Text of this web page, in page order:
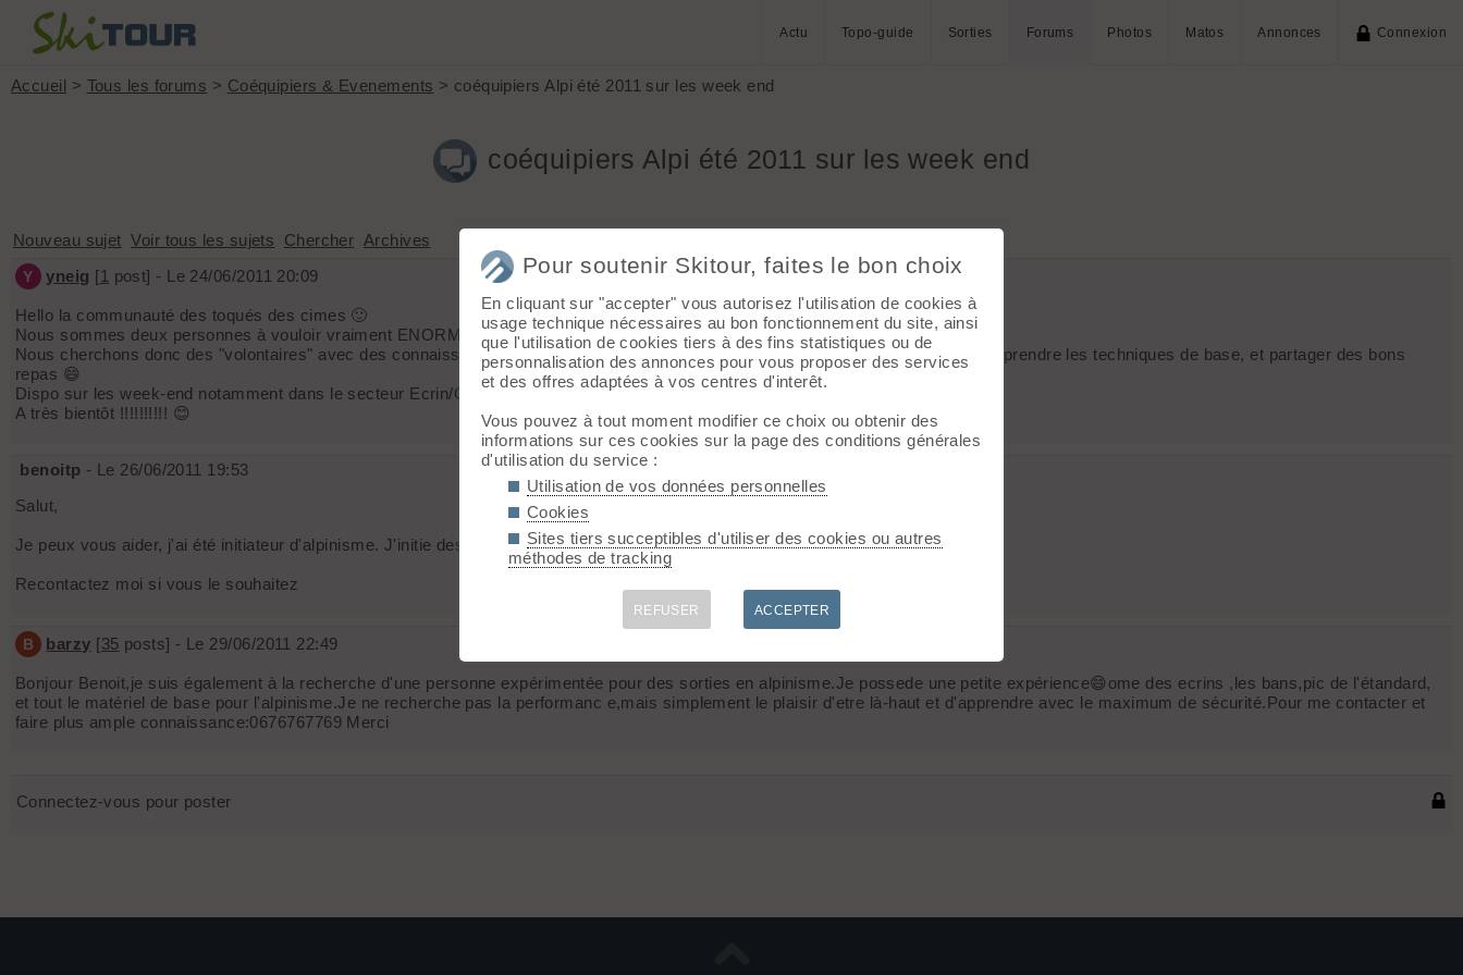
Actu Topo-guide Sorties Forums Photos Matos Annonces Connexion
Accueil > Tous les forums > Coéquipiers & Evenements > coéquipiers Alpi été 2011 sur les week end
coéquipiers Alpi été 2011 sur les week end
Nouveau sujet Voir tous les sujets Chercher Archives
Y yneig [1 post] - Le 24/06/2011 20:09
Hello la communauté des toqués des cimes 🙂
Nous sommes deux personnes à vouloir vraiment ENORMEMENT nous mettre à l'alpi (neige, rocher bref un peu tout !....)
Nous cherchons donc des "volontaires" avec des connaissances et un peu de matos (corde) pour faire commencer qqs sorties, apprendre les techniques de base, et partager des bons
repas 😄
Dispo sur les week-end notamment dans le secteur Ecrin/Oisan (à voir)
A très bientôt !!!!!!!!!! 😊
benoitp - Le 26/06/2011 19:53
Salut,
Je peux vous aider, j'ai été initiateur d'alpinisme. J'initie des gens avec plaisir. Quelle est votre forme physique ?
Recontactez moi si vous le souhaitez
B barzy [35 posts] - Le 29/06/2011 22:49
Bonjour Benoit,je suis également à la recherche d'une personne expérimentée pour des sorties en alpinisme.Je possede une petite expérience😄ome des ecrins ,les bans,pic de l'étandard,
et tout le matériel de base pour l'alpinisme.Je ne recherche pas la performanc e,mais simplement le plaisir d'etre là-haut et d'apprendre avec le maximum de sécurité.Pour me contacter et
faire plus ample connaissance:0676767769 Merci
Connectez-vous pour poster
Pour soutenir Skitour, faites le bon choix
En cliquant sur "accepter" vous autorisez l'utilisation de cookies à
usage technique nécessaires au bon fonctionnement du site, ainsi
que l'utilisation de cookies tiers à des fins statistiques ou de
personnalisation des annonces pour vous proposer des services
et des offres adaptées à vos centres d'interêt.
Vous pouvez à tout moment modifier ce choix ou obtenir des
informations sur ces cookies sur la page des conditions générales
d'utilisation du service :
Utilisation de vos données personnelles
Cookies
Sites tiers succeptibles d'utiliser des cookies ou autres
méthodes de tracking
REFUSER ACCEPTER